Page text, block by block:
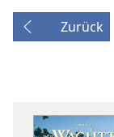
Zurück